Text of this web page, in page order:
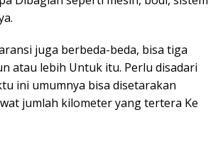
juga berbeda-beda, bisa tiga
atau lebih Untuk itu. Perlu disadari
ini umumnya bisa disetarakan
jumlah kilometer yang tertera Ke